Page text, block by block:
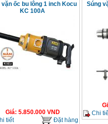
vặn ốc bu lông 1 inch Kocu
KC 100A
Giá: 5.850.000VND
tiết
Đặt hàng
Súng
Chi